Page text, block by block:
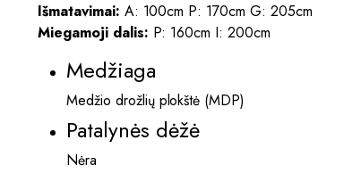
Išmatavimai: A: 100cm P: 170cm G: 205cm
Miegamoji dalis: P: 160cm I: 200cm
Medžiaga
Medžio drožlių plokštė (MDP)
Patalynės dėžė
Nėra